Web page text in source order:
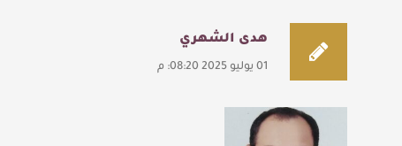
هدى الشهري
01 يوليو 2025 08:20: م